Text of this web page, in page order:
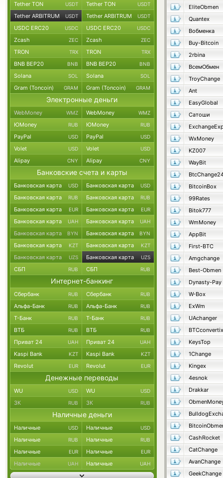
EliteObmen
Quantex
Вобменка
Buy-Bitcoin
2rbina
ВсемОбмен
TroyChange
Ant
EasyGlobal
Сатоши
WxMoney
KZ007
WayBit
BitcoinBox
99Rates
Bitok777
WmMoney
AppBit
First-BTC
Amgchange
Best-Obmen
Dynasty-Pay
W-Box
ExWm
UAchanger
BTCconvertix
KeysTop
1Change
Kingex
4esnok
Drakkar
CashRocket
CatChange
AvanChange
GeekChange
Tether TON USDT Tether TON USDT
Tether ARBITRUM USDT Tether ARBITRUM USDT
USDC ERC20 USDC USDC ERC20 USDC
Zcash ZEC Zcash ZEC
TRON TRX TRON TRX
BNB BEP20 BNB BNB BEP20 BNB
Solana SOL Solana SOL
Gram (Toncoin) GRAM Gram (Toncoin) GRAM
Электронные деньги
WebMoney WMZ WebMoney WMZ
ЮMoney RUB ЮMoney RUB
PayPal USD PayPal USD
Volet USD Volet USD
Alipay CNY Alipay CNY
Банковские счета и карты
Банковская карта USD Банковская карта USD
Банковская карта RUB Банковская карта RUB
Банковская карта EUR Банковская карта EUR
Банковская карта UAH Банковская карта UAH
Банковская карта BYN Банковская карта BYN
Банковская карта KZT Банковская карта KZT
Банковская карта UZS Банковская карта UZS
СБП RUB СБП RUB
Интернет-банкинг
Сбербанк RUB Сбербанк RUB
Альфа-Банк RUB Альфа-Банк RUB
Т-Банк RUB Т-Банк RUB
ВТБ RUB ВТБ RUB
Приват 24 UAH Приват 24 UAH
Kaspi Bank KZT Kaspi Bank KZT
Revolut EUR Revolut EUR
Денежные переводы
WU USD WU USD
ЗК RUB ЗК RUB
Наличные деньги
Наличные USD Наличные USD
Наличные RUB Наличные RUB
Наличные EUR Наличные EUR
Наличные UAH Наличные UAH